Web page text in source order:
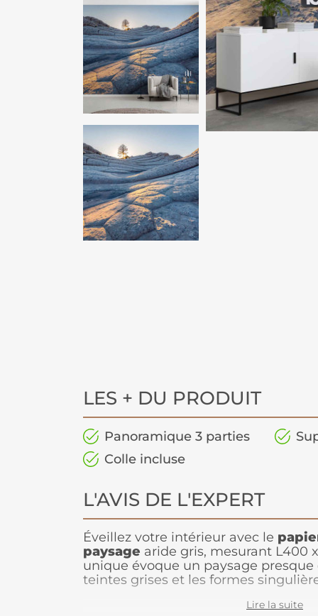
LES + DU PRODUIT
Panoramique 3 parties
Colle incluse
L'AVIS DE L'EXPERT
Éveillez votre intérieur avec le
paysage aride gris, mesurant L400
unique évoque un paysage presque
teintes grises et les formes
un arbre solitaire émerge, illuminé
Lire la suite